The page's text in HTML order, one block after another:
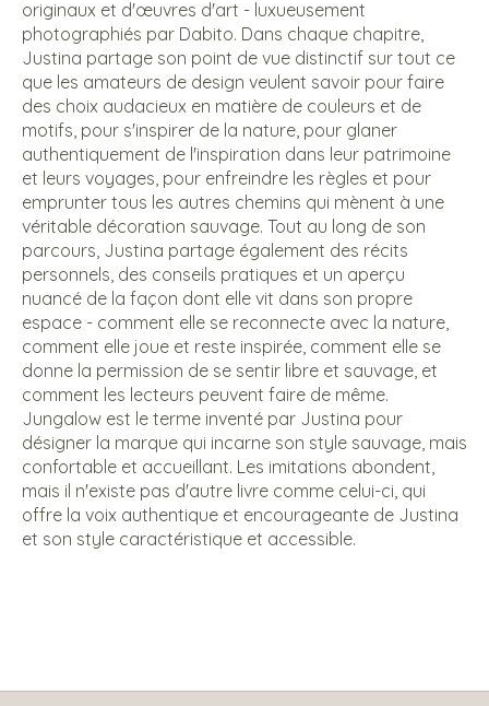
originaux et d'œuvres d'art - luxueusement
photographiés par Dabito. Dans chaque chapitre,
Justina partage son point de vue distinctif sur tout ce
que les amateurs de design veulent savoir pour faire
des choix audacieux en matière de couleurs et de
motifs, pour s'inspirer de la nature, pour glaner
authentiquement de l'inspiration dans leur patrimoine
et leurs voyages, pour enfreindre les règles et pour
emprunter tous les autres chemins qui mènent à une
véritable décoration sauvage. Tout au long de son
parcours, Justina partage également des récits
personnels, des conseils pratiques et un aperçu
nuancé de la façon dont elle vit dans son propre
espace - comment elle se reconnecte avec la nature,
comment elle joue et reste inspirée, comment elle se
donne la permission de se sentir libre et sauvage, et
comment les lecteurs peuvent faire de même.
Jungalow est le terme inventé par Justina pour
désigner la marque qui incarne son style sauvage, mais
confortable et accueillant. Les imitations abondent,
mais il n'existe pas d'autre livre comme celui-ci, qui
offre la voix authentique et encourageante de Justina
et son style caractéristique et accessible.